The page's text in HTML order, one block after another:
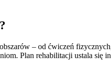
– od ćwiczeń
Plan rehabilitacji ustala